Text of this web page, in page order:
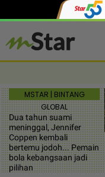
MSTAR | BINTANG
GLOBAL
Dua tahun suami
meninggal, Jennifer
Coppen kembali
bertemu jodoh... Pemain
bola kebangsaan jadi
pilihan